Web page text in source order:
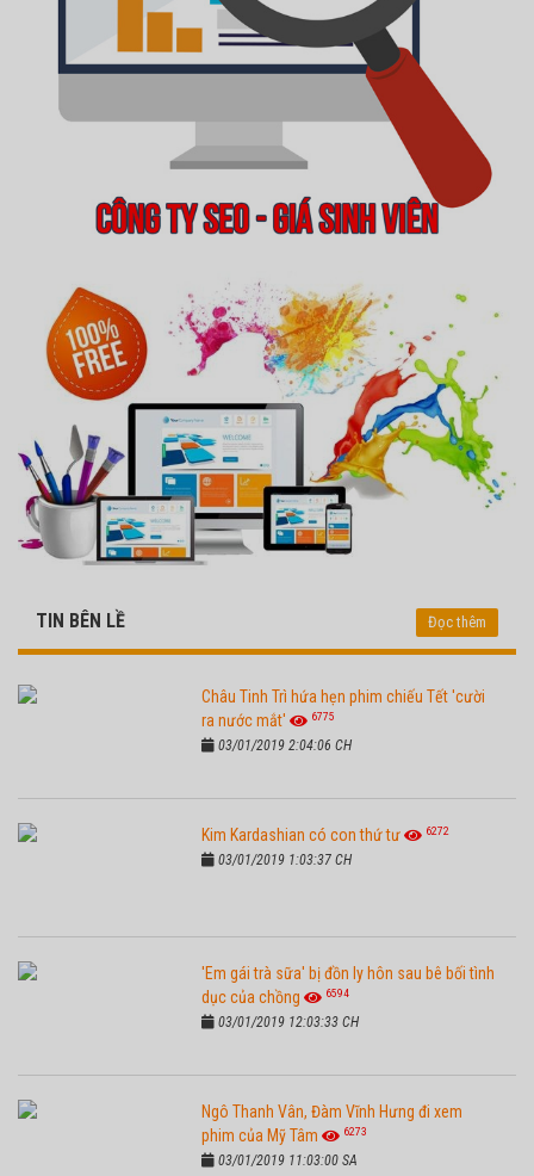
TIN BÊN LỀ Đọc thêm
Châu Tinh Trì hứa hẹn phim chiếu Tết 'cười
ra nước mắt'
6775
03/01/2019 2:04:06 CH
Kim Kardashian có con thứ tư 6272
03/01/2019 1:03:37 CH
'Em gái trà sữa' bị đồn ly hôn sau bê bối tình
dục của chồng
6594
03/01/2019 12:03:33 CH
Ngô Thanh Vân, Đàm Vĩnh Hưng đi xem
phim của Mỹ Tâm
6273
03/01/2019 11:03:00 SA